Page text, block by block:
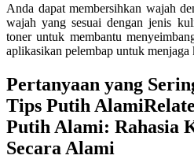
Anda dapat membersihkan wajah
wajah yang sesuai dengan jenis
toner untuk membantu
aplikasikan pelembap untuk
Pertanyaan yang
Tips Putih Alami
Putih Alami: Rahasia
Secara Alami